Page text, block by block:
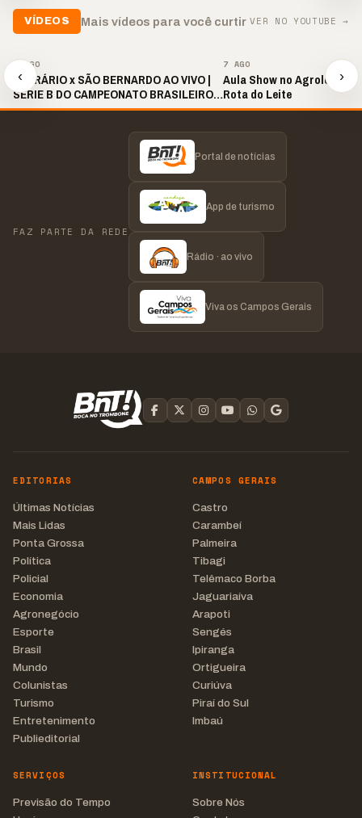
VÍDEOS Mais vídeos para você curtir VER NO YOUTUBE →
‹
7 AGO
OPERÁRIO x SÃO BERNARDO AO VIVO |
SÉRIE B DO CAMPEONATO BRASILEIRO
2026 | 19H30
7 AGO
Aula Show no Agroleite
Rota do Leite
›
FAZ PARTE DA REDE
Portal de notícias
App de turismo
Rádio · ao vivo
Viva os Campos Gerais
EDITORIAS
Últimas Notícias
Mais Lidas
Ponta Grossa
Política
Policial
Economia
Agronegócio
Esporte
Brasil
Mundo
Colunistas
Turismo
Entretenimento
Publieditorial
CAMPOS GERAIS
Castro
Carambeí
Palmeira
Tibagi
Telêmaco Borba
Jaguariaíva
Arapoti
Sengés
Ipiranga
Ortigueira
Curiúva
Piraí do Sul
Imbaú
SERVIÇOS
Previsão do Tempo
INSTITUCIONAL
Sobre Nós